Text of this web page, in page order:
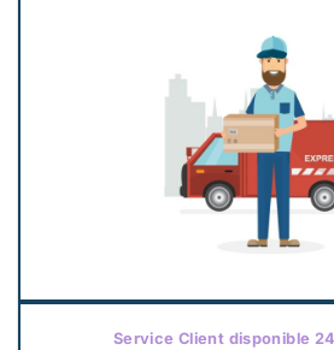
Service Client disponible